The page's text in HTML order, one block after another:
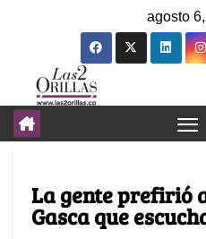
agosto
La gente prefirió
Gasca que